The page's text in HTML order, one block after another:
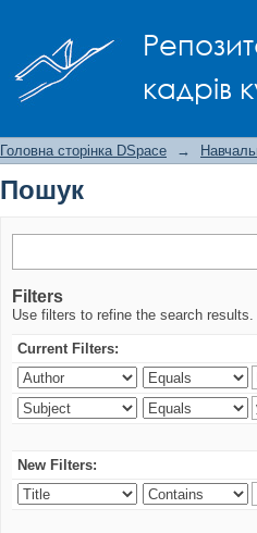
кадрів
Головна сторінка DSpace →
Пошук
Filters
Use filters to refine the search results.
Current Filters:
New Filters: